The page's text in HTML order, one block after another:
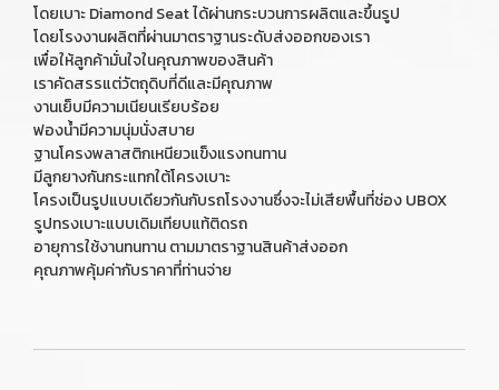
โดยเบาะ Diamond Seat ได้ผ่านกระบวนการผลิตและขึ้นรูป
โดยโรงงานผลิตที่ผ่านมาตราฐานระดับส่งออกของเรา
เพื่อให้ลูกค้ามั่นใจในคุณภาพของสินค้า
เราคัดสรรแต่วัตถุดิบที่ดีและมีคุณภาพ
งานเย็บมีความเนียนเรียบร้อย
ฟองน้ำมีความนุ่มนั่งสบาย
ฐานโครงพลาสติกเหนียวแข็งแรงทนทาน
มีลูกยางกันกระแทกใต้โครงเบาะ
โครงเป็นรูปแบบเดียวกันกับรถโรงงานซึ่งจะไม่เสียพื้นที่ช่อง UBOX
รูปทรงเบาะแบบเดิมเทียบแท้ติดรถ
อายุการใช้งานทนทาน ตามมาตราฐานสินค้าส่งออก
คุณภาพคุ้มค่ากับราคาที่ท่านจ่าย